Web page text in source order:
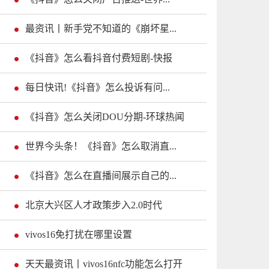
最资讯丨新手党不知道的《崩坏星...
《抖音》怎么看抖音付费短剧-快报
每日快讯!《抖音》怎么投诉有问...
《抖音》怎么关闭DOU分期-环球热闻
世界今头条！《抖音》怎么取消直...
《抖音》怎么在直播间展示自己的...
北京大兴区人才政策步入2.0时代
vivos16免打扰在哪里设置
天天最资讯丨vivos16nfc功能怎么打开